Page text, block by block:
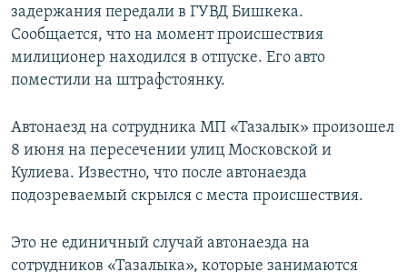
задержания передали в ГУВД Бишкека.
Сообщается, что на момент происшествия
милиционер находился в отпуске. Его авто
поместили на штрафстоянку.
Автонаезд на сотрудника МП «Тазалык» произошел
8 июня на пересечении улиц Московской и
Кулиева. Известно, что после автонаезда
подозреваемый скрылся с места происшествия.
Это не единичный случай автонаезда на
сотрудников «Тазалыка», которые занимаются